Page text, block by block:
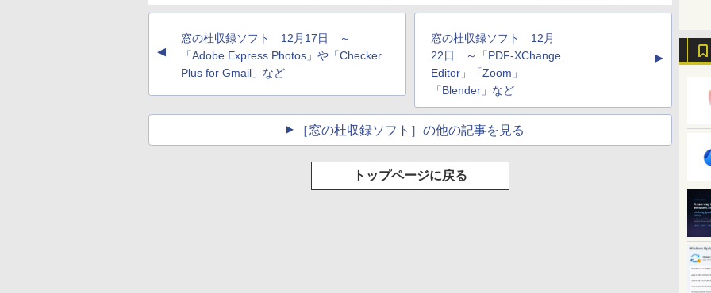
ブロックス | オンラ
10/mac対応|PC2台
ロブロックス | オン
ブロックス |オンライ
Labo)
もコンテンツ作成に
非エンジニアのため
のAIコーディング入
新エミュレータ紹介
テリー、広告なし、
チディスプレイ電子
ック、16GB、広告な
し
調節ライト、12週間
告なし、メタリック
ブラック
ト、最大8週間持続バ
し、ブラック (2025
年発売)
明るさ自動調整、色調
ムペン付き、グラファ
イト
▲
窓の杜収録ソフト 12月17日 ～
「Adobe Express Photos」や「Checker
Plus for Gmail」など
窓の杜収録ソフト 12月
22日 ～「PDF-XChange
Editor」「Zoom」
「Blender」など
▲
［窓の杜収録ソフト］の他の記事を見る
トップページに戻る